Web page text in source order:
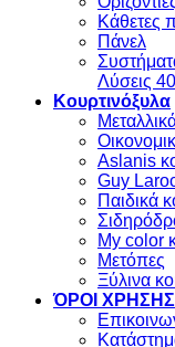
Κάθετες
Πάνελ
Λύσεις
Κουρτινόξυλα
Aslanis
Guy
Παιδικά
My color
Μετόπες
Ξύλινα
ΌΡΟΙ ΧΡΗΣΗΣ